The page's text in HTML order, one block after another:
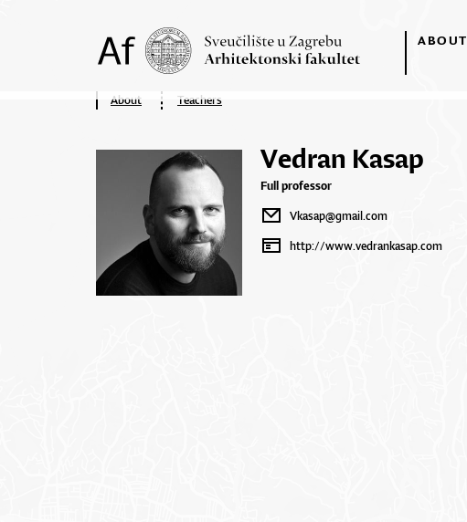
ABOUT
About Teachers
Vedran Kasap
Full professor
Vkasap@gmail.com
http://www.vedrankasap.com